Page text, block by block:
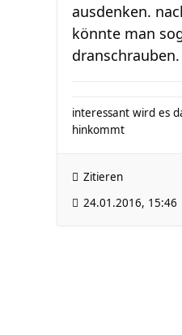
ausdenken.
könnte man
dranschrauben.
interessant wird es
hinkommt
Zitieren
24.01.2016, 15:46